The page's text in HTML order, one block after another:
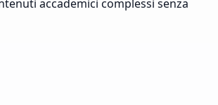
accademici complessi senza